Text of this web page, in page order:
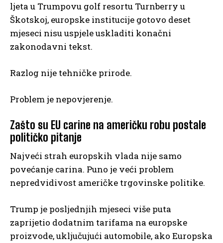
ljeta u Trumpovu golf resortu Turnberry u
Škotskoj, europske institucije gotovo deset
mjeseci nisu uspjele uskladiti konačni
zakonodavni tekst.
Razlog nije tehničke prirode.
Problem je nepovjerenje.
Zašto su EU carine na američku robu postale
političko pitanje
Najveći strah europskih vlada nije samo
povećanje carina. Puno je veći problem
nepredvidivost američke trgovinske politike.
Trump je posljednjih mjeseci više puta
zaprijetio dodatnim tarifama na europske
proizvode, uključujući automobile, ako Europska